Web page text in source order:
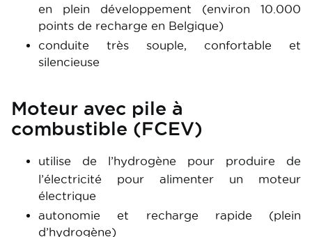
en plein développement (environ 10.000
points de recharge en Belgique)
conduite très souple, confortable et
silencieuse
Moteur avec pile à
combustible (FCEV)
utilise de l’hydrogène pour produire de
l’électricité pour alimenter un moteur
électrique
autonomie et recharge rapide (plein
d’hydrogène)